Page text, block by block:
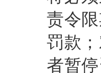
责令
罚款
者暂